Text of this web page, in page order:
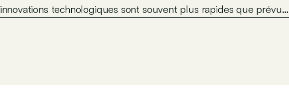
technologiques sont souvent plus rapides que prévu…